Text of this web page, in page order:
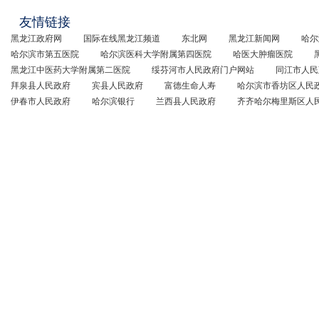
友情链接
黑龙江政府网 国际在线黑龙江频道 东北网 黑龙江新闻网
哈
哈尔滨市第五医院
哈尔滨医科大学附属第四医院 哈医大肿瘤医院
黑龙江中医药大学附属第二医院
绥芬河市人民政府门户网站
同江市人
拜泉县人民政府
宾县人民政府 富德生命人寿
哈尔滨市香坊区人民
伊春市人民政府
哈尔滨银行 兰西县人民政府 齐齐哈尔梅里斯区人